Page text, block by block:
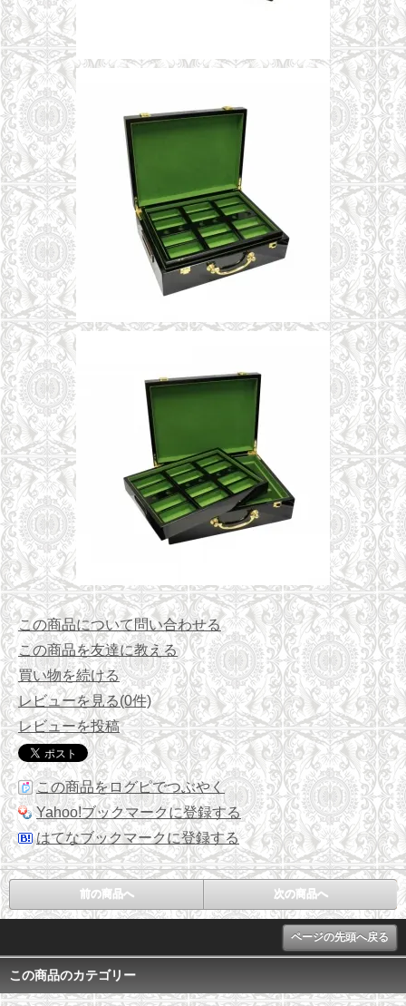
この商品について問い合わせる
この商品を友達に教える
買い物を続ける
レビューを見る(0件)
レビューを投稿
この商品をログピでつぶやく
Yahoo!ブックマークに登録する
はてなブックマークに登録する
前の商品へ 次の商品へ
ページの先頭へ戻る
この商品のカテゴリー